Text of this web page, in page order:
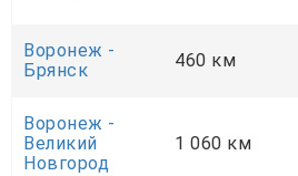
Воронеж -
Брянск
460 км
Воронеж -
Великий
Новгород
1 060 км